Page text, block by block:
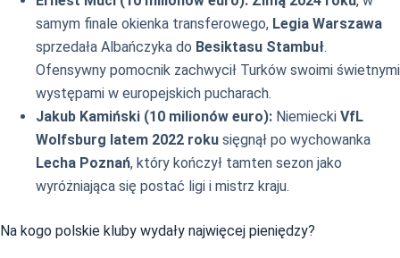
samym finale okienka transferowego, Legia Warszawa
sprzedała Albańczyka do Besiktasu Stambuł.
Ofensywny pomocnik zachwycił Turków swoimi świetnymi
występami w europejskich pucharach.
Jakub Kamiński (10 milionów euro): Niemiecki VfL
Wolfsburg latem 2022 roku sięgnął po wychowanka
Lecha Poznań, który kończył tamten sezon jako
wyróżniająca się postać ligi i mistrz kraju.
Na kogo polskie kluby wydały najwięcej pieniędzy?